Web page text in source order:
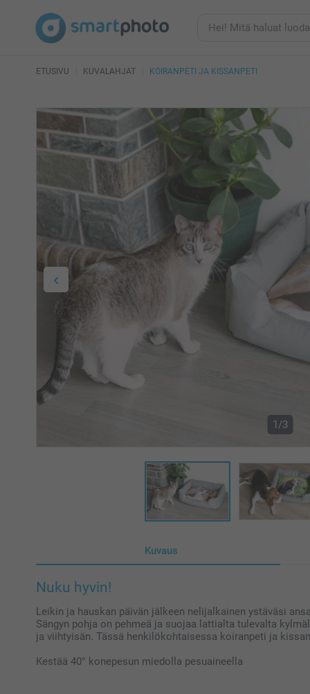
ETUSIVU KUVALAHJAT KOIRANPETI JA KISSANPETI
1/3
Kuvaus
Nuku hyvin!
Leikin ja hauskan päivän jälkeen nelijalkainen ystäväsi
Sängyn pohja on pehmeä ja suojaa lattialta tulevalta
ja viihtyisän. Tässä henkilökohtaisessa koiranpeti ja
Kestää 40° konepesun miedolla pesuaineella